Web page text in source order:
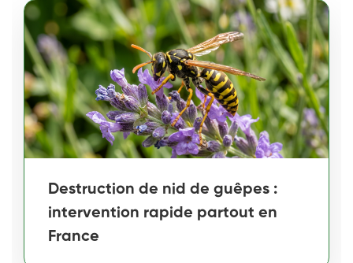
Destruction de nid de guêpes :
intervention rapide partout en
France